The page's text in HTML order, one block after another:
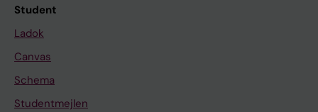
Student
Ladok
Canvas
Schema
Studentmejlen